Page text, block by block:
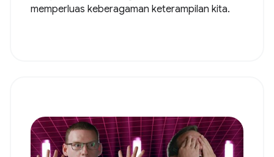
memperluas keberagaman keterampilan kita.